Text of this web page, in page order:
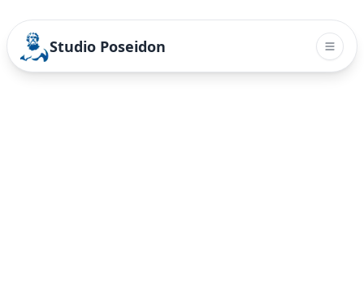
Studio Poseidon